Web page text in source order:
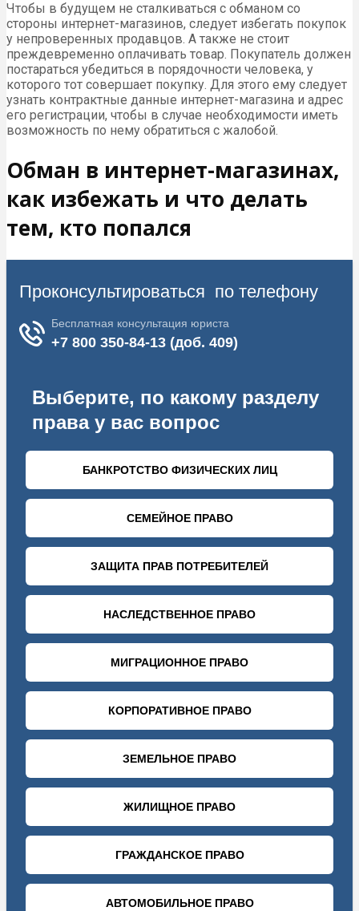
Чтобы в будущем не сталкиваться с обманом со
стороны интернет-магазинов, следует избегать покупок
у непроверенных продавцов. А также не стоит
преждевременно оплачивать товар. Покупатель должен
постараться убедиться в порядочности человека, у
которого тот совершает покупку. Для этого ему следует
узнать контрактные данные интернет-магазина и адрес
его регистрации, чтобы в случае необходимости иметь
возможность по нему обратиться с жалобой.
Обман в интернет-магазинах,
как избежать и что делать
тем, кто попался